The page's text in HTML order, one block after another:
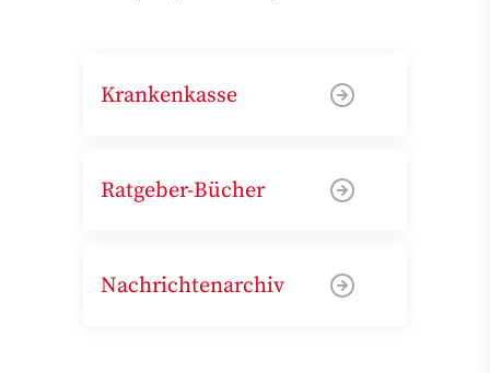
Krankenkasse
Ratgeber-Bücher
Nachrichtenarchiv